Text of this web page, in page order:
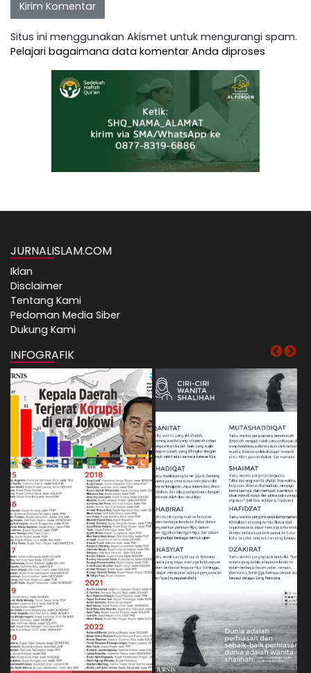
Situs ini menggunakan Akismet untuk mengurangi spam.
Pelajari bagaimana data komentar Anda diproses
JURNALISLAM.COM
Iklan
Disclaimer
Tentang Kami
Pedoman Media Siber
Dukung Kami
INFOGRAFIK